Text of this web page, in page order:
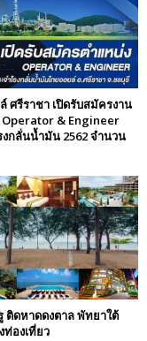
ศรีราชา เปิดรับสมัครงาน
Operator & Engineer
งกลั่นน้ำมัน 2562 จำนวน
ติดหาดดงตาล พัทยาใต้
ท่องเที่ยว